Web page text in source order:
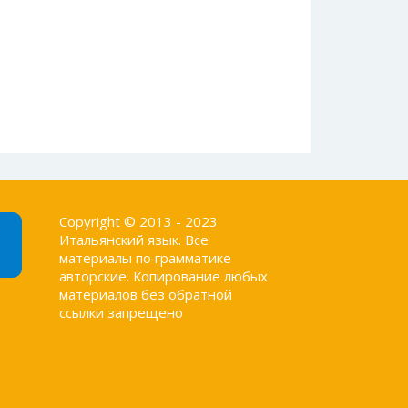
Copyright © 2013 - 2023
Итальянский язык. Все
материалы по грамматике
авторские. Копирование любых
материалов без обратной
ссылки запрещено